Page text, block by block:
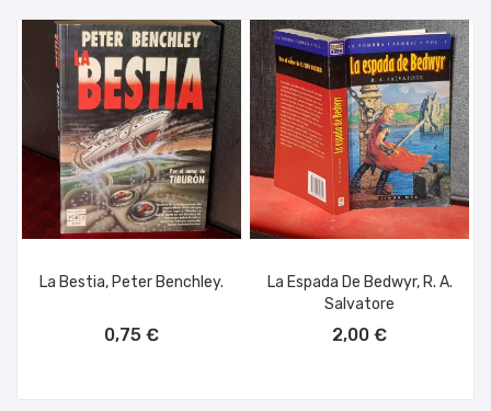
La Bestia, Peter Benchley.
0,75 €
La Espada De Bedwyr, R. A.
Salvatore
2,00 €